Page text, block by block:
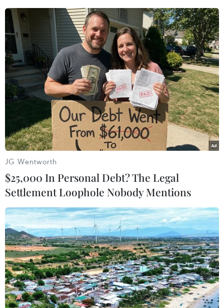
#Nông cụ #Hàng giả
#tài sản nhà nước
#máy móc nông nghiệp
#hàm thuận bắc
Bình Thuận
Lâm Đồng
Theo dõi VietnamPlus
TIN LIÊN QUAN
JG Wentworth
$25,000 In Personal Debt? The Legal
Settlement Loophole Nobody Mentions